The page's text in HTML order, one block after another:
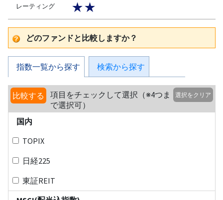
レーティング ★★
どのファンドと比較しますか？
指数一覧から探す 検索から探す
比較する
項目をチェックして選択（※4つま
で選択可）
選択をクリア
国内
TOPIX
日経225
東証REIT